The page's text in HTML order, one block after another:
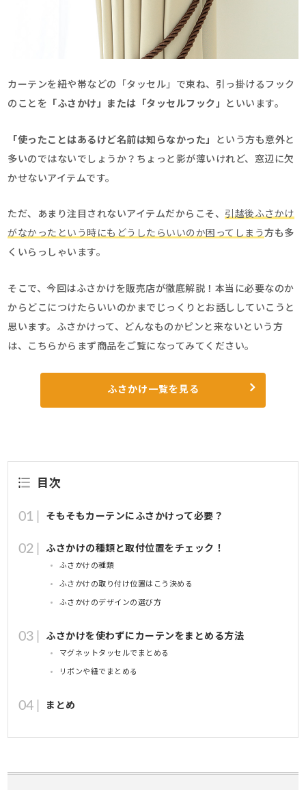
カーテンを紐や帯などの「タッセル」で束ね、引っ掛けるフック
のことを 「 ふさかけ」または「タッセルフック」 といいます。
「使ったことはあるけど名前は知らなかった」
という方も意外と
多いのではないでしょうか？ちょっと影が薄いけれど、窓辺に欠
かせないアイテムです。
ただ、あまり注目されないアイテムだからこそ、引越後ふさかけ
がなかったという時にもどうしたらいいのか困ってしまう方も多
くいらっしゃいます。
そこで、今回はふさかけを販売店が徹底解説！本当に必要なのか
からどこにつけたらいいのかまでじっくりとお話ししていこうと
思います。ふさかけって、どんなものかピンと来ないという方
は、こちらからまず商品をご覧になってみてください。
ふさかけ一覧を見る
目次
そもそもカーテンにふさかけって必要？
ふさかけの種類と取付位置をチェック！
ふさかけの種類
ふさかけの取り付け位置はこう決める
ふさかけのデザインの選び方
ふさかけを使わずにカーテンをまとめる方法
マグネットタッセルでまとめる
リボンや紐でまとめる
まとめ